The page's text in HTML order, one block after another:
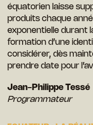
équatorien laisse
produits chaque
exponentielle durant
formation d’une
considérer, dès
prendre date pour
Jean-Philippe Tessé
Programmateur